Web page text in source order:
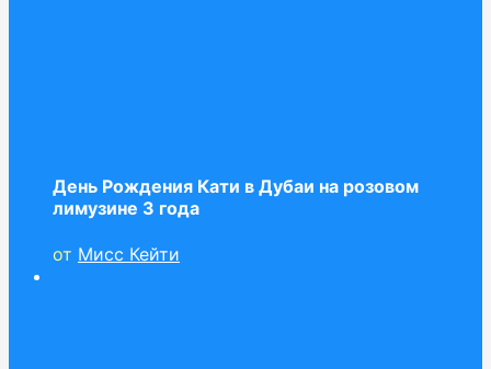
День Рождения Кати в Дубаи на розовом
лимузине 3 года
от Мисс Кейти